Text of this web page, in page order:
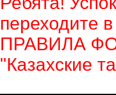
переходите
ПРАВИЛА
"Казахские